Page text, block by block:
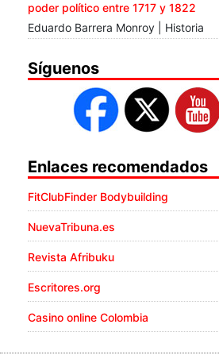
poder político entre 1717 y 1822
Eduardo Barrera Monroy | Historia
Síguenos
Enlaces recomendados
FitClubFinder Bodybuilding
NuevaTribuna.es
Revista Afribuku
Escritores.org
Casino online Colombia